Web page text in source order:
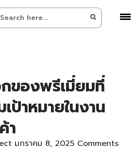
กของพรีเมี่ยมที่
ป้าหมายในงาน
า
มกราคม 8, 2025 Comments